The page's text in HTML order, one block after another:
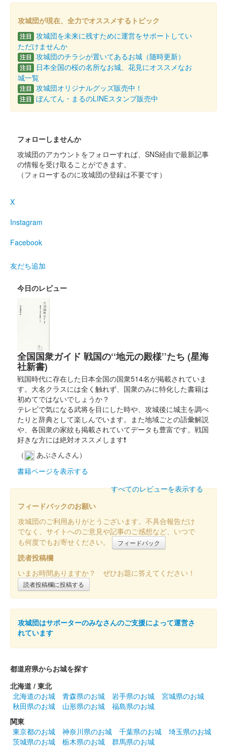
春版
販売終了
倉賀野城 御城印
販売終了
販売終了
倉賀野城 御城印
倉賀野城 御城印
倉賀野城 御城印
倉賀野城 御城印
40枚限定
倉賀野城 御城印 お城EXPO2025版
販売終了
2025年12月20、21日に開催されたお城EXPO2025内の「太田資
正武将隊 友城 岩付千騎〜東国友城集結の陣〜」のブースにて販
売。40枚限定
倉賀野城 御城印 群馬戦国御城印サミット2025版
販売終了
50枚限定
攻城団が現在、全力でオススメするトピック
注目 攻城団を未来に残すために運営をサポートしてい
ただけませんか
注目 攻城団のチラシが置いてあるお城（随時更新）
注目
日本全国の桜の名所なお城、花見にオススメなお
城一覧
注目 攻城団オリジナルグッズ販売中！
注目 ぼんてん・まるのLINEスタンプ販売中
フォローしませんか
攻城団のアカウントをフォローすれば、SNS経由で最新記事
の情報を受け取ることができます。
（フォローするのに攻城団の登録は不要です）
X
Instagram
Facebook
友だち追加
今日のレビュー
全国国衆ガイド 戦国の‘‘地元の殿様’’たち (星海
社新書)
戦国時代に存在した日本全国の国衆514名が掲載されていま
す。大名クラスには全く触れず、国衆のみに特化した書籍は
初めてではないでしょうか？
テレビで気になる武将を目にした時や、攻城後に城主を調べ
たりと辞典として楽しんでいます。また地域ごとの語彙解説
や、各国衆の家紋も掲載されていてデータも豊富です。戦国
好きな方には絶対オススメします❗
（
あぶさんさん）
書籍ページを表示する
すべてのレビューを表示する
フィードバックのお願い
攻城団のご利用ありがとうございます。不具合報告だけ
でなく、サイトへのご意見や記事のご感想など、いつで
も何度でもお寄せください。
フィードバック
読者投稿欄
いまお時間ありますか？ ぜひお題に答えてください！
読者投稿欄に投稿する
攻城団はサポーターのみなさんのご支援によって運営さ
れています
都道府県からお城を探す
北海道 / 東北
北海道のお城
青森県のお城 岩手県のお城
宮城県のお城
秋田県のお城
山形県のお城
福島県のお城
関東
東京都のお城
神奈川県のお城 千葉県のお城
埼玉県のお城
茨城県のお城
栃木県のお城
群馬県のお城